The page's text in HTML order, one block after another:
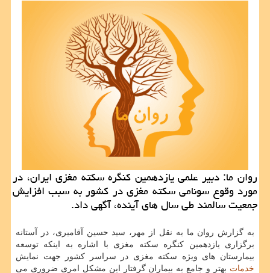
روان ما: دبیر علمی یازدهمین كنگره سكته مغزی ایران، در
مورد وقوع سونامی سكته مغزی در كشور به سبب افزایش
جمعیت سالمند طی سال های آینده، آگهی داد.
به گزارش روان ما به نقل از مهر، سید حسین آقامیری، در آستانه
برگزاری یازدهمین كنگره سكته مغزی با اشاره به اینكه توسعه
بیمارستان های ویژه سكته مغزی در سراسر كشور جهت نمایش
خدمات بهتر و جامع به بیماران گرفتار این مشكل امری ضروری می